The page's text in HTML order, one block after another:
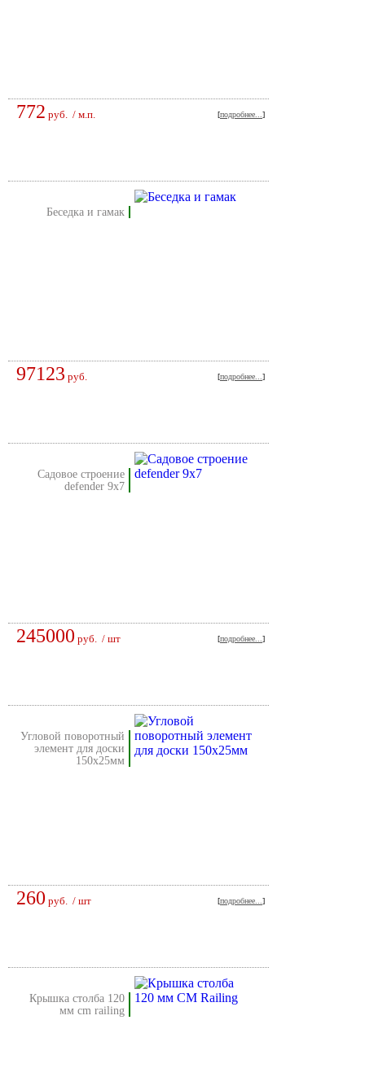
772 руб. / м.п. [подробнее... ]
беседка и гамак
97123 руб. [подробнее... ]
садовое строение
defender 9х7
245000 руб. / шт [подробнее... ]
угловой поворотный
элемент для доски
150х25мм
260 руб. / шт [подробнее... ]
крышка столба 120
мм cm railing